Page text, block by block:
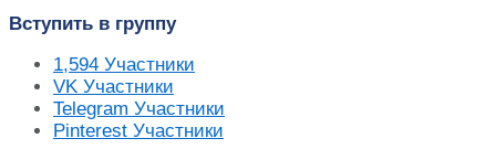
Вступить в группу
1,594 Участники
VK Участники
Telegram Участники
Pinterest Участники